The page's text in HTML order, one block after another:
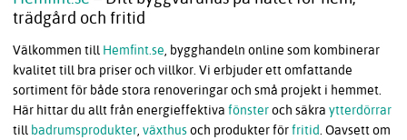
trädgård och fritid
Välkommen till Hemfint.se , bygghandeln online som kombinerar
kvalitet till bra priser och villkor. Vi erbjuder ett omfattande
sortiment för både stora renoveringar och små projekt i hemmet.
Här hittar du allt från energieffektiva fönsteroch säkra ytterdörrar
till badrumsprodukter växthusoch produkter förfritid . Oavsett om